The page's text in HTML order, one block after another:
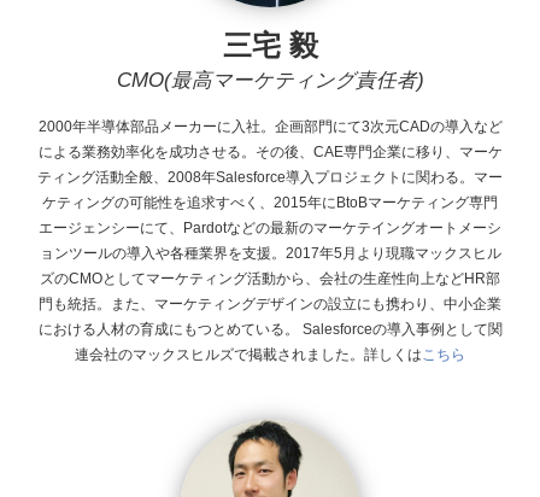
三宅 毅
CMO(最高マーケティング責任者)
2000年半導体部品メーカーに入社。企画部門にて3次元CADの導入など
による業務効率化を成功させる。その後、CAE専門企業に移り、マーケ
ティング活動全般、2008年Salesforce導入プロジェクトに関わる。マー
ケティングの可能性を追求すべく、2015年にBtoBマーケティング専門
エージェンシーにて、Pardotなどの最新のマーケテイングオートメーシ
ョンツールの導入や各種業界を支援。2017年5月より現職マックスヒル
ズのCMOとしてマーケティング活動から、会社の生産性向上などHR部
門も統括。また、マーケティングデザインの設立にも携わり、中小企業
における人材の育成にもつとめている。 Salesforceの導入事例として関
連会社のマックスヒルズで掲載されました。詳しくはこちら